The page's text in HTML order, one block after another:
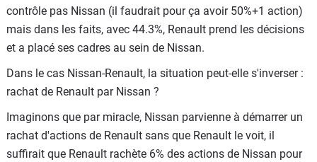
contrôle pas Nissan (il faudrait pour ça avoir 50%+1 action)
mais dans les faits, avec 44.3%, Renault prend les décisions
et a placé ses cadres au sein de Nissan.
Dans le cas Nissan-Renault, la situation peut-elle s'inverser :
rachat de Renault par Nissan ?
Imaginons que par miracle, Nissan parvienne à démarrer un
rachat d'actions de Renault sans que Renault le voit, il
suffirait que Renault rachète 6% des actions de Nissan pour